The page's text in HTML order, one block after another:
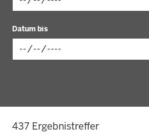
im
folgenden
Datum bis
eingeben:
437 Ergebnistreffer